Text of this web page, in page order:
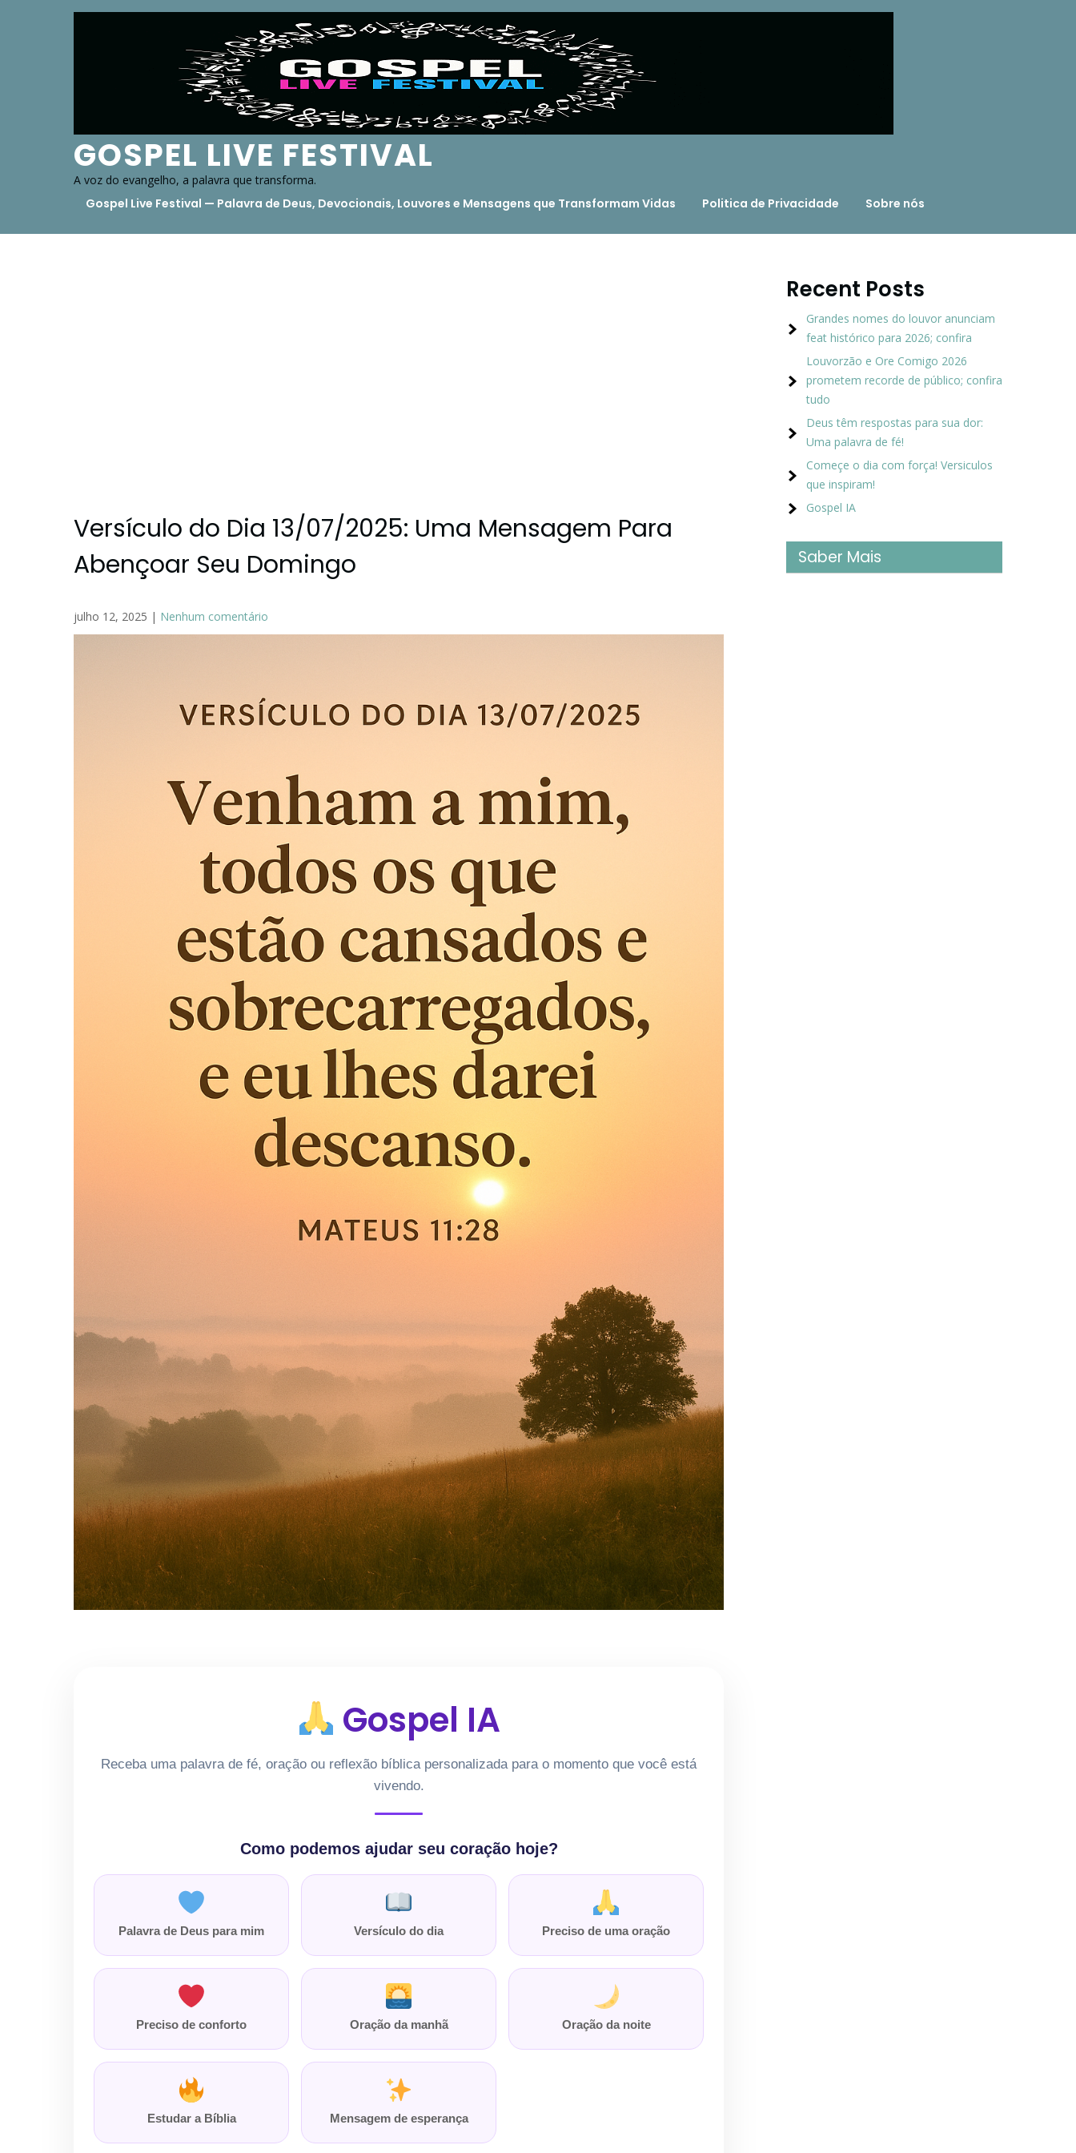
GOSPEL LIVE FESTIVAL
A voz do evangelho, a palavra que transforma.
Gospel Live Festival — Palavra de Deus, Devocionais, Louvores e Mensagens que Transformam Vidas Politica de Privacidade Sobre nós
Versículo do Dia 13/07/2025: Uma Mensagem Para
Abençoar Seu Domingo
julho 12, 2025 | Nenhum comentário
Gospel IA
Receba uma palavra de fé, oração ou reflexão bíblica personalizada para o momento que você está
vivendo.
Como podemos ajudar seu coração hoje?
Palavra de Deus para mim Versículo do dia Preciso de uma oração
Preciso de conforto Oração da manhã Oração da noite
Estudar a Bíblia Mensagem de esperança
Recent Posts
Grandes nomes do louvor anunciam
feat histórico para 2026; confira
Louvorzão e Ore Comigo 2026
prometem recorde de público; confira
tudo
Deus têm respostas para sua dor:
Uma palavra de fé!
Começe o dia com força! Versiculos
que inspiram!
Gospel IA
Saber Mais